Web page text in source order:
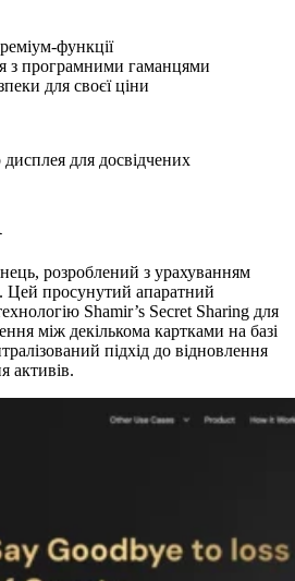
функції
з програмними гаманцями
для своєї ціни
для досвідчених
розроблений з урахуванням
Цей просунутий апаратний
Shamir’s Secret Sharing для
між декількома картками на базі
підхід до відновлення
активів.